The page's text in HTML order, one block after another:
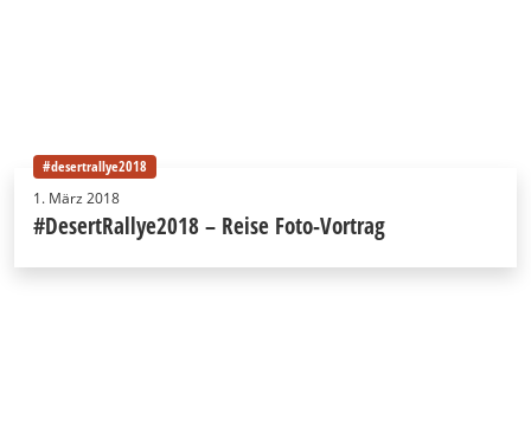
#desertrallye2018
1. März 2018
#DesertRallye2018 – Reise Foto-Vortrag